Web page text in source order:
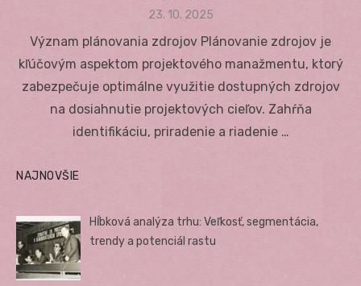
Posted
23. 10. 2025
Význam plánovania zdrojov Plánovanie zdrojov je
kľúčovým aspektom projektového manažmentu, ktorý
zabezpečuje optimálne využitie dostupných zdrojov
na dosiahnutie projektových cieľov. Zahŕňa
identifikáciu, priradenie a riadenie …
NAJNOVŠIE
Hĺbková analýza trhu: Veľkosť, segmentácia,
trendy a potenciál rastu